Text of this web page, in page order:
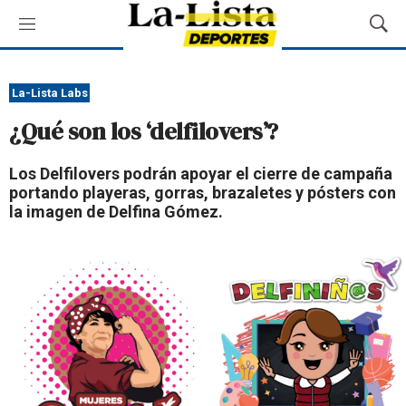
M
e
ú
M
o
B
ú
s
e
d
a
La-Lista Labs
¿Qué son los ‘delfilovers’?
Los Delfilovers podrán apoyar el cierre de campaña
portando playeras, gorras, brazaletes y pósters con
la imagen de Delfina Gómez.